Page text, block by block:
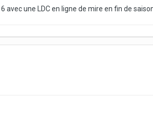
une LDC en ligne de mire en fin de